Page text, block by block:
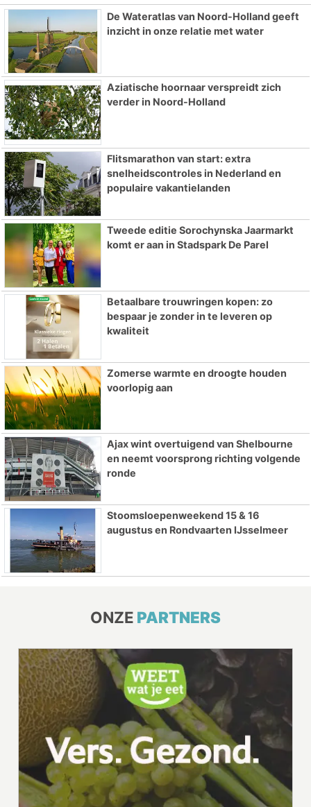
De Wateratlas van Noord-Holland geeft
inzicht in onze relatie met water
Aziatische hoornaar verspreidt zich
verder in Noord-Holland
Flitsmarathon van start: extra
snelheidscontroles in Nederland en
populaire vakantielanden
Tweede editie Sorochynska Jaarmarkt
komt er aan in Stadspark De Parel
Betaalbare trouwringen kopen: zo
bespaar je zonder in te leveren op
kwaliteit
Zomerse warmte en droogte houden
voorlopig aan
Ajax wint overtuigend van Shelbourne
en neemt voorsprong richting volgende
ronde
Stoomsloepenweekend 15 & 16
augustus en Rondvaarten IJsselmeer
ONZE PARTNERS